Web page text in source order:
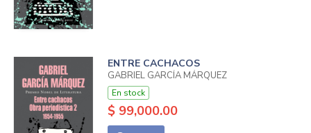
ENTRE CACHACOS
GABRIEL GARCÍA MÁRQUEZ
En stock
$ 99,000.00